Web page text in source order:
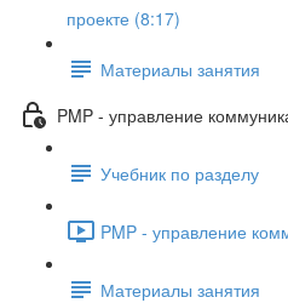
проекте (8:17)
Материалы занятия
PMP - управление
Учебник по разделу
PMP - управление
Материалы занятия